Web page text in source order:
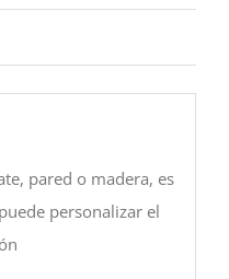
pared o madera, es
personalizar el